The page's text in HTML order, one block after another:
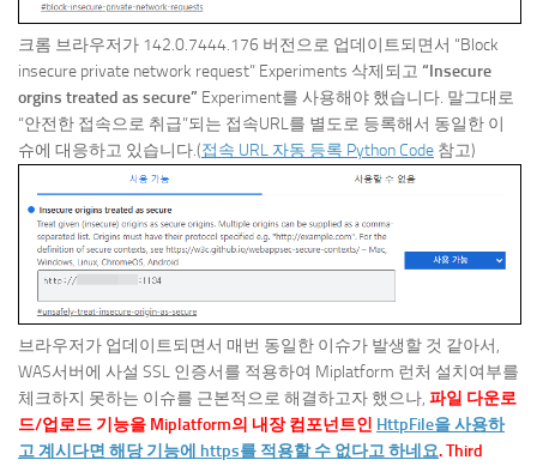
크롬 브라우저가 142.0.7444.176 버전으로 업데이트되면서 “Block
insecure private network request” Experiments 삭제되고 “Insecure
orgins treated as secure” Experiment를 사용해야 했습니다. 말그대로
“안전한 접속으로 취급”되는 접속URL를 별도로 등록해서 동일한 이
슈에 대응하고 있습니다.(접속 URL 자동 등록 Python Code 참고)
브라우저가 업데이트되면서 매번 동일한 이슈가 발생할 것 같아서,
WAS서버에 사설 SSL 인증서를 적용하여 Miplatform 런처 설치여부를
체크하지 못하는 이슈를 근본적으로 해결하고자 했으나, 파일 다운로
드/업로드 기능을 Miplatform의 내장 컴포넌트인 HttpFile을 사용하
고 계시다면 해당 기능에 https를 적용할 수 없다고 하네요. Third